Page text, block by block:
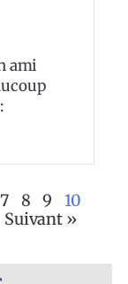
ami
7 8 9
10
Suivant »